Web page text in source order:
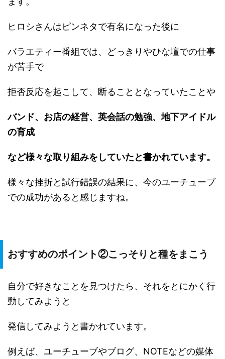
ヒロシさんはピンネタで有名になった後に
バラエティー番組では、どっきりやひな壇での仕事
が苦手で
拒否反応を起こして、断ることとなっていたことや
バンド、お店の経営、英会話の勉強、地下アイドル
の育成
など様々な取り組みをしていたと書かれています。
様々な挫折と試行錯誤の結果に、今のユーチューブ
での成功があると感じますね。
おすすめのポイント②こっそりと種をまこう
自分で好きなことを見つけたら、それをとにかく行
動してみようと
発信してみようと書かれています。
例えば、ユーチューブやブログ、NOTEなどの媒体